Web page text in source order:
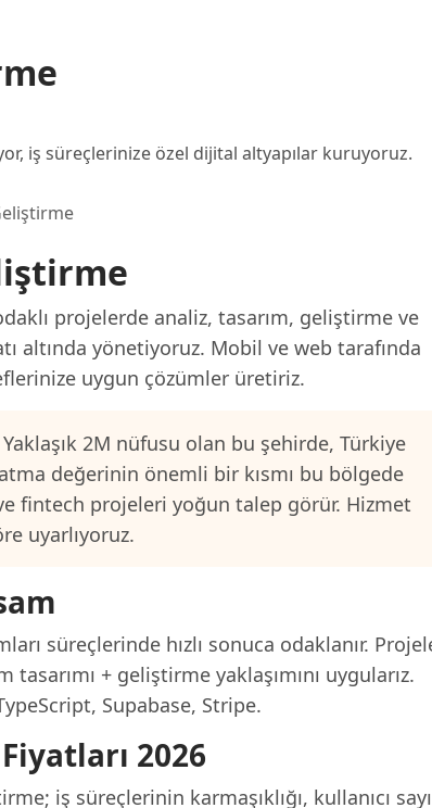
iş süreçlerinize özel dijital altyapılar kuruyoruz.
projelerde analiz, tasarım, geliştirme ve
altında yönetiyoruz. Mobil ve web tarafında
uygun çözümler üretiriz.
Yaklaşık 2M nüfusu olan bu şehirde, Türkiye
değerinin önemli bir kısmı bu bölgede
fintech projeleri yoğun talep görür. Hizmet
uyarlıyoruz.
süreçlerinde hızlı sonuca odaklanır.
+ geliştirme yaklaşımını uygularız.
Supabase, Stripe.
2026
iş süreçlerinin karmaşıklığı, kullanıcı